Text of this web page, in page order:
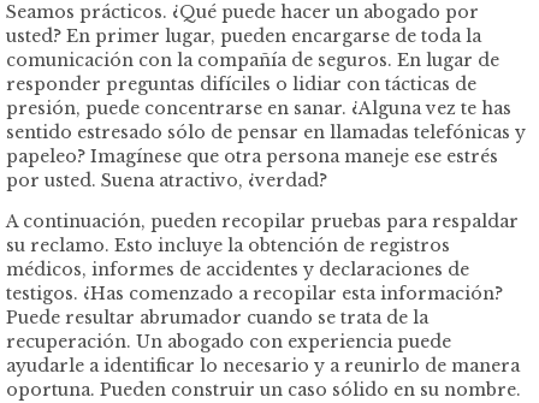
Seamos prácticos. ¿Qué puede hacer un abogado por
usted? En primer lugar, pueden encargarse de toda la
comunicación con la compañía de seguros. En lugar de
responder preguntas difíciles o lidiar con tácticas de
presión, puede concentrarse en sanar. ¿Alguna vez te has
sentido estresado sólo de pensar en llamadas telefónicas y
papeleo? Imagínese que otra persona maneje ese estrés
por usted. Suena atractivo, ¿verdad?
A continuación, pueden recopilar pruebas para respaldar
su reclamo. Esto incluye la obtención de registros
médicos, informes de accidentes y declaraciones de
testigos. ¿Has comenzado a recopilar esta información?
Puede resultar abrumador cuando se trata de la
recuperación. Un abogado con experiencia puede
ayudarle a identificar lo necesario y a reunirlo de manera
oportuna. Pueden construir un caso sólido en su nombre.